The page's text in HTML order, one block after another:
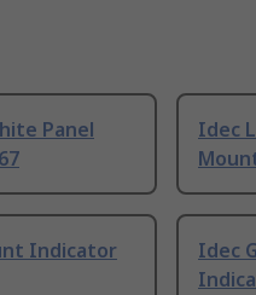
Panel
Idec
Indicator
Idec